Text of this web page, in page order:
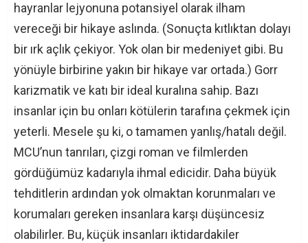
hayranlar lejyonuna potansiyel olarak ilham
vereceği bir hikaye aslında. (Sonuçta kıtlıktan dolayı
bir ırk açlık çekiyor. Yok olan bir medeniyet gibi. Bu
yönüyle birbirine yakın bir hikaye var ortada.) Gorr
karizmatik ve katı bir ideal kuralına sahip. Bazı
insanlar için bu onları kötülerin tarafına çekmek için
yeterli. Mesele şu ki, o tamamen yanlış/hatalı değil.
MCU’nun tanrıları, çizgi roman ve filmlerden
gördüğümüz kadarıyla ihmal edicidir. Daha büyük
tehditlerin ardından yok olmaktan korunmaları ve
korumaları gereken insanlara karşı düşüncesiz
olabilirler. Bu, küçük insanları iktidardakiler